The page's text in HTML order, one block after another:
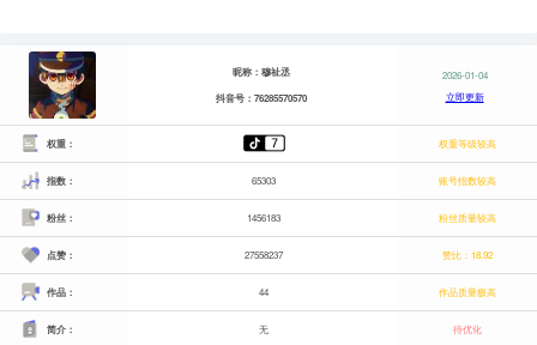
昵称：穆祉丞
抖音号：76285570570
2026-01-04
立即更新
权重： 权重等级较高
指数： 65303 账号指数较高
粉丝： 1456183 粉丝质量较高
点赞： 27558237 赞比：18.92
作品： 44 作品质量极高
简介： 无 待优化